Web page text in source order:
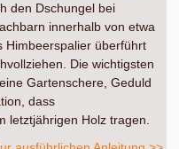
den Dschungel bei
innerhalb von etwa
Himbeerspalier überführt
Die wichtigsten
Gartenschere, Geduld
dass
letztjährigen Holz tragen.